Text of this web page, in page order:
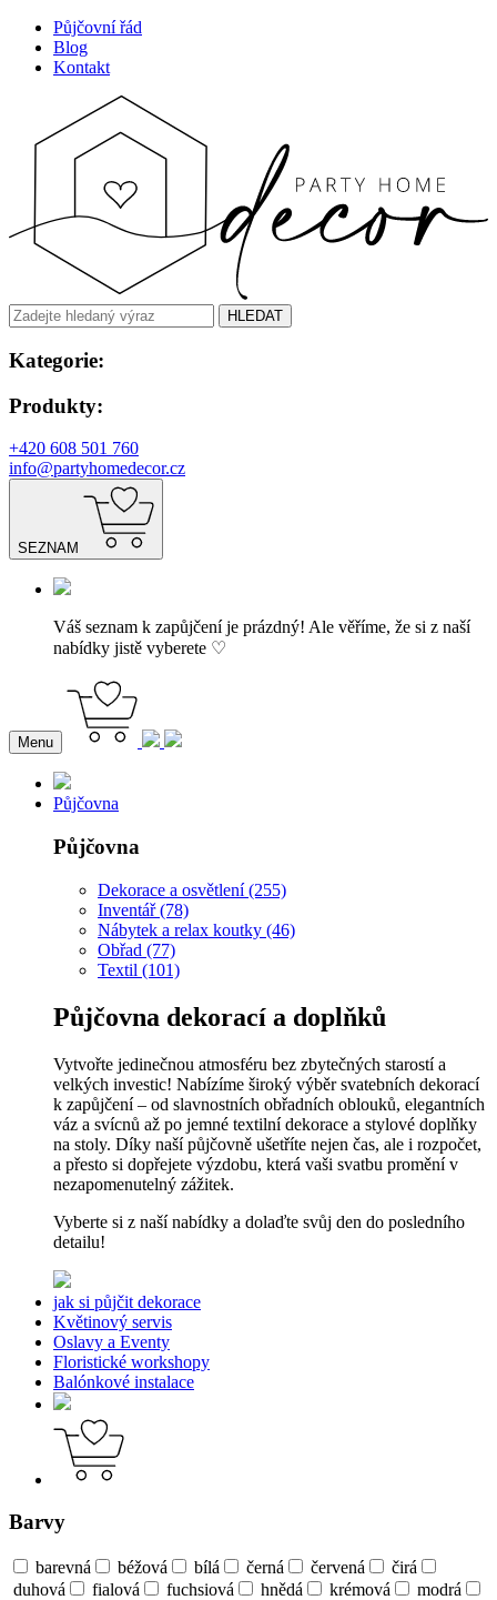
Půjčovní řád
Blog
Kontakt
HLEDAT
Kategorie:
Produkty:
+420 608 501 760
info@partyhomedecor.cz
SEZNAM
Váš seznam k zapůjčení je prázdný! Ale věříme, že si z naší
nabídky jistě vyberete ♡
Menu
Půjčovna
Půjčovna
Dekorace a osvětlení (255)
Inventář (78)
Nábytek a relax koutky (46)
Obřad (77)
Textil (101)
Půjčovna dekorací a doplňků
Vytvořte jedinečnou atmosféru bez zbytečných starostí a
velkých investic! Nabízíme široký výběr svatebních dekorací
k zapůjčení – od slavnostních obřadních oblouků, elegantních
váz a svícnů až po jemné textilní dekorace a stylové doplňky
na stoly. Díky naší půjčovně ušetříte nejen čas, ale i rozpočet,
a přesto si dopřejete výzdobu, která vaši svatbu promění v
nezapomenutelný zážitek.
Vyberte si z naší nabídky a dolaďte svůj den do posledního
detailu!
jak si půjčit dekorace
Květinový servis
Oslavy a Eventy
Floristické workshopy
Balónkové instalace
Barvy
barevná béžová bílá černá červená
čirá
duhová
fialová fuchsiová hnědá krémová
modrá